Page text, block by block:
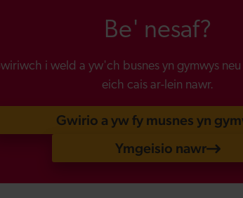
Be' nesaf?
i weld a yw'ch busnes yn gymwys
eich cais ar-lein nawr.
Gwirio a yw fy musnes yn
Ymgeisio nawr